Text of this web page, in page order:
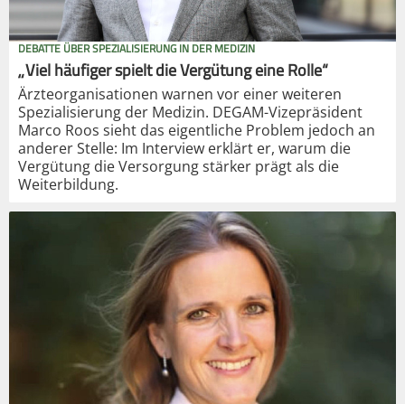
DEBATTE ÜBER SPEZIALISIERUNG IN DER MEDIZIN
„Viel häufiger spielt die Vergütung eine Rolle“
Ärzteorganisationen warnen vor einer weiteren
Spezialisierung der Medizin. DEGAM-Vizepräsident
Marco Roos sieht das eigentliche Problem jedoch an
anderer Stelle: Im Interview erklärt er, warum die
Vergütung die Versorgung stärker prägt als die
Weiterbildung.